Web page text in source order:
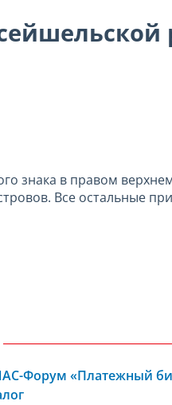
знака в правом
Все остальные
Форум «Платежный